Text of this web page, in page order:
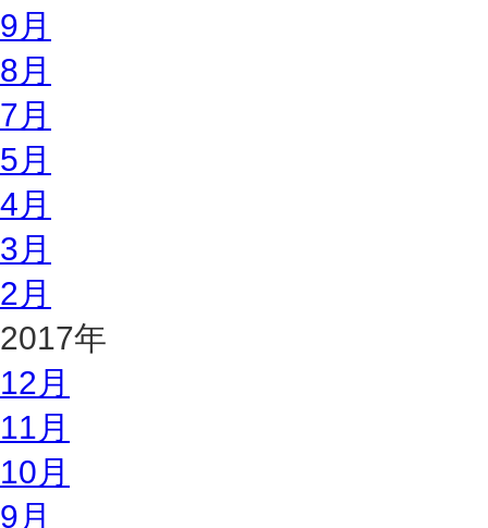
9月
8月
7月
5月
4月
3月
2月
2017年
12月
11月
10月
9月